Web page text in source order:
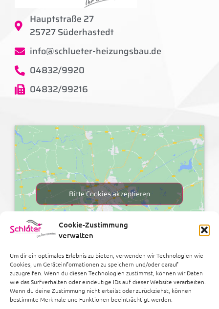
Cookie-Zustimmung
verwalten
Um dir ein optimales Erlebnis zu bieten, verwenden wir Technologien wie
Cookies, um Geräteinformationen zu speichern und/oder darauf
zuzugreifen. Wenn du diesen Technologien zustimmst, können wir Daten
wie das Surfverhalten oder eindeutige IDs auf dieser Website verarbeiten.
Wenn du deine Zustimmung nicht erteilst oder zurückziehst, können
bestimmte Merkmale und Funktionen beeinträchtigt werden.
Hauptstraße 27
25727 Süderhastedt
info@schlueter-heizungsbau.de
04832/9920
04832/99216
Bitte Cookies akzeptieren
Links